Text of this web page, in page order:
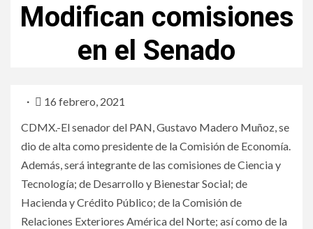
Modifican comisiones
en el Senado
16 febrero, 2021
CDMX.-El senador del PAN, Gustavo Madero Muñoz, se
dio de alta como presidente de la Comisión de Economía.
Además, será integrante de las comisiones de Ciencia y
Tecnología; de Desarrollo y Bienestar Social; de
Hacienda y Crédito Público; de la Comisión de
Relaciones Exteriores América del Norte; así como de la